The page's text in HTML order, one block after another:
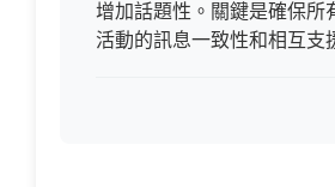
增加話題性。關鍵是確保所
活動的訊息一致性和相互支